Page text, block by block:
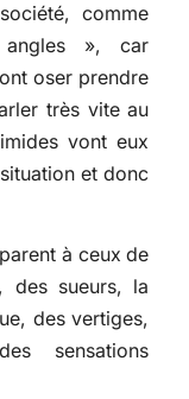
comme
», car
oser prendre
très vite au
vont eux
et donc
à ceux de
des sueurs, la
des vertiges,
sensations